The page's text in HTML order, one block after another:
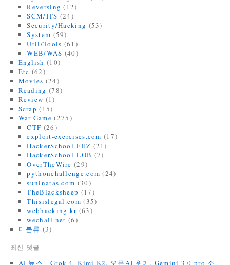
Reversing (12)
SCM/ITS (24)
Security/Hacking (53)
System (59)
Util/Tools (61)
WEB/WAS (40)
English (10)
Etc (62)
Movies (24)
Reading (78)
Review (1)
Scrap (15)
War Game (275)
CTF (26)
exploit-exercises.com (17)
HackerSchool-FHZ (21)
HackerSchool-LOB (7)
OverTheWire (29)
pythonchallenge.com (24)
suninatas.com (30)
TheBlacksheep (17)
Thisislegal.com (35)
webhacking.kr (63)
wechall.net (6)
미분류 (3)
최신 댓글
AI 뉴스 - Grok-4, Kimi K2, 오픈AI 위기, Gemini 3.0 pro 소